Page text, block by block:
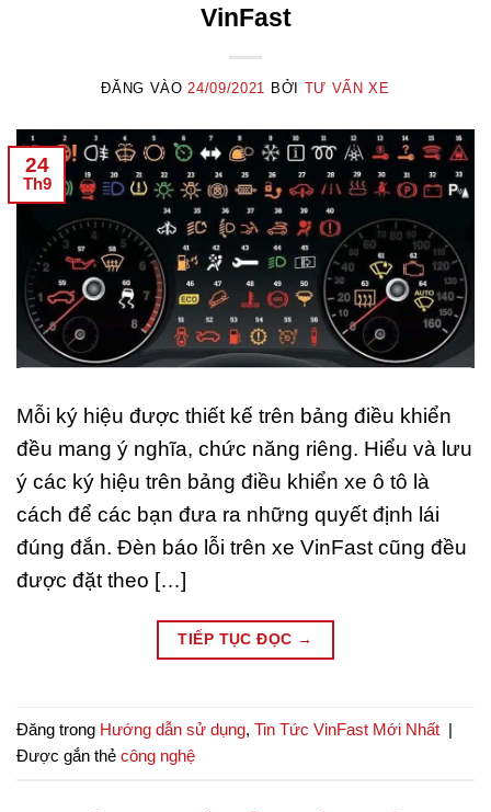
VinFast
ĐĂNG VÀO 24/09/2021 BỞI TƯ VẤN XE
24
Th9
Mỗi ký hiệu được thiết kế trên bảng điều khiển
đều mang ý nghĩa, chức năng riêng. Hiểu và lưu
ý các ký hiệu trên bảng điều khiển xe ô tô là
cách để các bạn đưa ra những quyết định lái
đúng đắn. Đèn báo lỗi trên xe VinFast cũng đều
được đặt theo […]
TIẾP TỤC ĐỌC →
Đăng trong Hướng dẫn sử dụng, Tin Tức VinFast Mới Nhất |
Được gắn thẻ công nghệ